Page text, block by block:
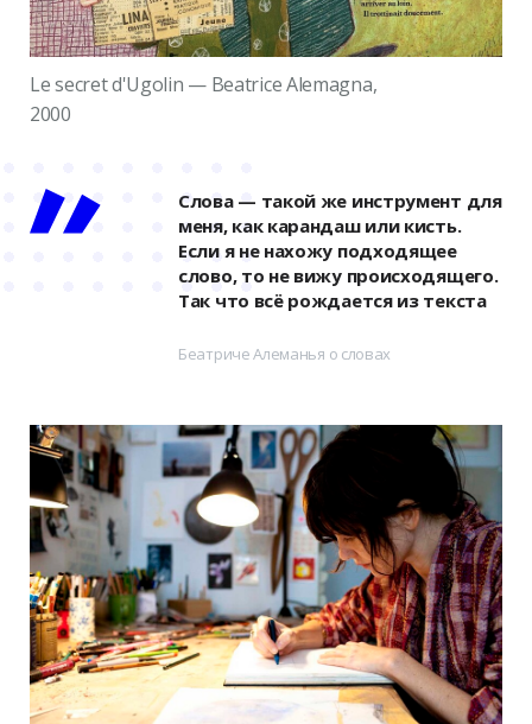
Le secret d'Ugolin — Beatrice Alemagna,
2000
Слова — такой же инструмент для
меня, как карандаш или кисть.
Если я не нахожу подходящее
слово, то не вижу происходящего.
Так что всё рождается из текста
Беатриче Алеманья о словах